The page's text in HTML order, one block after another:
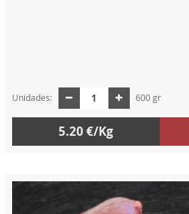
Unidades: 600 gr
5.20 €/Kg